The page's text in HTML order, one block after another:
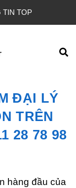
TIN TOP
ĐẠI LÝ
TRÊN
28 78 98
hàng đầu của